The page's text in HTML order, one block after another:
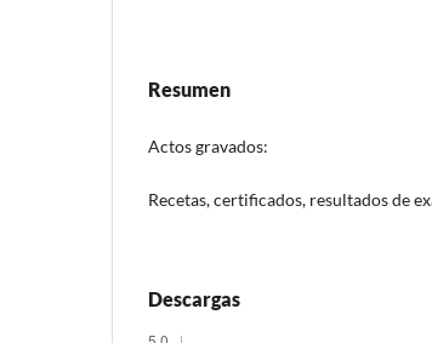
Resumen
Actos gravados:
Recetas, certificados, resultados de
Descargas